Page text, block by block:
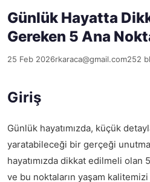
Günlük Hayatta
Gereken 5 Ana
25 Feb 2026rkaraca@gmail.com252
Giriş
Günlük hayatımızda, küçük
yaratabileceği bir gerçeği
hayatımızda dikkat edilmeli olan
ve bu noktaların yaşam